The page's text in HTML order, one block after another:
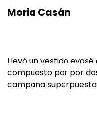
Moria Casán
Llevó un vestido
compuesto por por
campana